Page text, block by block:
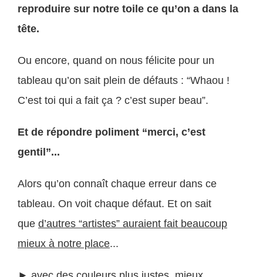
reproduire sur notre toile ce qu’on a dans la
tête.
Ou encore, quand on nous félicite pour un
tableau qu’on sait plein de défauts : “Whaou !
C’est toi qui a fait ça ? c’est super beau”.
Et de répondre poliment “merci, c’est
gentil”...
Alors qu’on connaît chaque erreur dans ce
tableau. On voit chaque défaut. Et on sait
que d’autres “artistes” auraient fait beaucoup
mieux à notre place...